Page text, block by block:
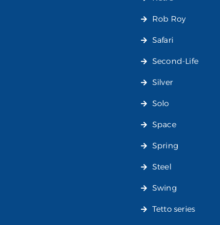
Rob Roy
Safari
Second-Life
Silver
Solo
Space
Spring
Steel
Swing
Tetto series